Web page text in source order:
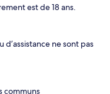
est de 18 ans.
d’assistance ne sont pas
communs